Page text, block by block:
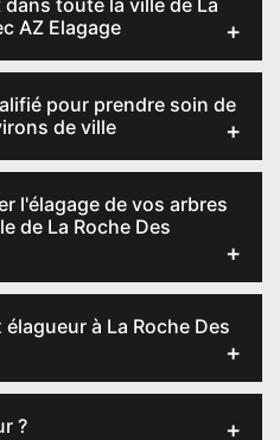
toute la ville de La
AZ Elagage
pour prendre soin de
de ville
l'élagage de vos arbres
de La Roche Des
à La Roche Des
?